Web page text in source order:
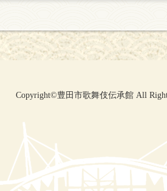
Copyright©豊田市歌舞伎伝承館 All